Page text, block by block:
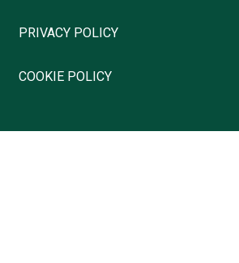
PRIVACY POLICY
COOKIE POLICY